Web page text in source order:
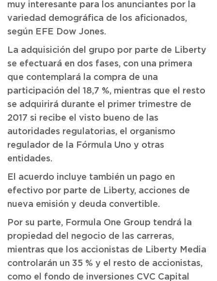
muy interesante para los anunciantes por la
variedad demográfica de los aficionados,
según EFE Dow Jones.
La adquisición del grupo por parte de Liberty
se efectuará en dos fases, con una primera
que contemplará la compra de una
participación del 18,7 %, mientras que el resto
se adquirirá durante el primer trimestre de
2017 si recibe el visto bueno de las
autoridades regulatorias, el organismo
regulador de la Fórmula Uno y otras
entidades.
El acuerdo incluye también un pago en
efectivo por parte de Liberty, acciones de
nueva emisión y deuda convertible.
Por su parte, Formula One Group tendrá la
propiedad del negocio de las carreras,
mientras que los accionistas de Liberty Media
controlarán un 35 % y el resto de accionistas,
como el fondo de inversiones CVC Capital